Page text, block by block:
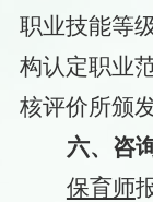
职业技能等
构认定职业
核评价所颁
六、咨
保育师